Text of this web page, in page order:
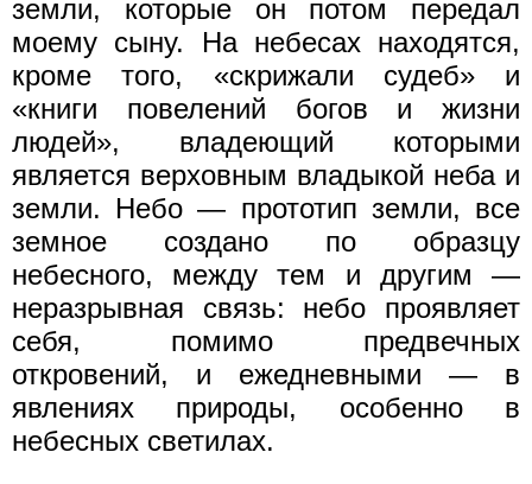
земли, которые он потом передал
моему сыну. На небесах находятся,
кроме того, «скрижали судеб» и
«книги повелений богов и жизни
людей», владеющий которыми
является верховным владыкой неба и
земли. Небо — прототип земли, все
земное создано по образцу
небесного, между тем и другим —
неразрывная связь: небо проявляет
себя, помимо предвечных
откровений, и ежедневными — в
явлениях природы, особенно в
небесных светилах.